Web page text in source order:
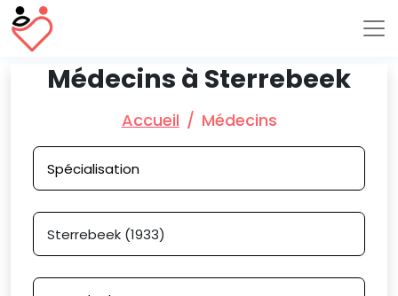
Médecins à Sterrebeek
Accueil Médecins